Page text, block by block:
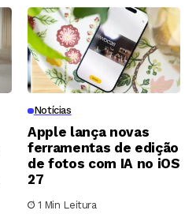
Notícias
Apple lança novas
ferramentas de edição
de fotos com IA no iOS
27
1 Min Leitura